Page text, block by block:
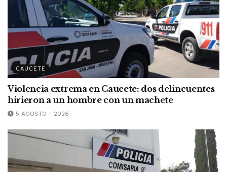
CAUCETE
Violencia extrema en Caucete: dos delincuentes
hirieron a un hombre con un machete
5 AGOSTO - 2026